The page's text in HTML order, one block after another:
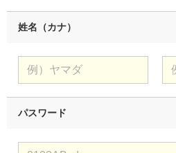
姓名（カナ）
パスワード